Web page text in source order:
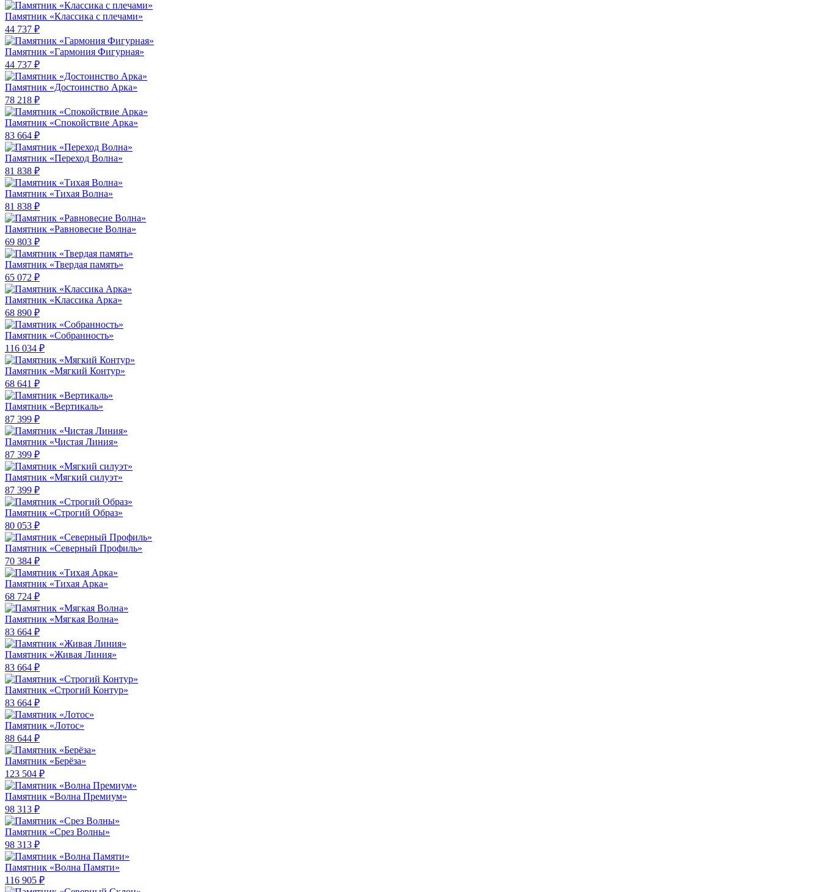
Памятник «Классика c плечами»
44 737 ₽
Памятник «Гармония Фигурная»
44 737 ₽
Памятник «Достоинство Арка»
78 218 ₽
Памятник «Спокойствие Арка»
83 664 ₽
Памятник «Переход Волна»
81 838 ₽
Памятник «Тихая Волна»
81 838 ₽
Памятник «Равновесие Волна»
69 803 ₽
Памятник «Твердая память»
65 072 ₽
Памятник «Классика Арка»
68 890 ₽
Памятник «Собранность»
116 034 ₽
Памятник «Мягкий Контур»
68 641 ₽
Памятник «Вертикаль»
87 399 ₽
Памятник «Чистая Линия»
87 399 ₽
Памятник «Мягкий силуэт»
87 399 ₽
Памятник «Строгий Образ»
80 053 ₽
Памятник «Северный Профиль»
70 384 ₽
Памятник «Тихая Арка»
68 724 ₽
Памятник «Мягкая Волна»
83 664 ₽
Памятник «Живая Линия»
83 664 ₽
Памятник «Строгий Контур»
83 664 ₽
Памятник «Лотос»
88 644 ₽
Памятник «Берёза»
123 504 ₽
Памятник «Волна Премиум»
98 313 ₽
Памятник «Срез Волны»
98 313 ₽
Памятник «Волна Памяти»
116 905 ₽